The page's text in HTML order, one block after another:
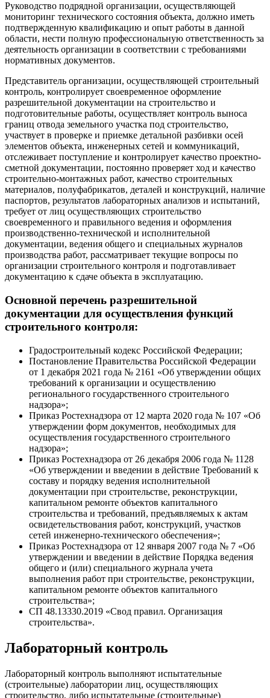
Руководство подрядной организации, осуществляющей
мониторинг технического состояния объекта, должно иметь
подтвержденную квалификацию и опыт работы в данной
области, нести полную профессиональную ответственность за
деятельность организации в соответствии с требованиями
нормативных документов.
Представитель организации, осуществляющей строительный
контроль, контролирует своевременное оформление
разрешительной документации на строительство и
подготовительные работы, осуществляет контроль выноса
границ отвода земельного участка под строительство,
участвует в проверке и приемке детальной разбивки осей
элементов объекта, инженерных сетей и коммуникаций,
отслеживает поступление и контролирует качество проектно-
сметной документации, постоянно проверяет ход и качество
строительно-монтажных работ, качество строительных
материалов, полуфабрикатов, деталей и конструкций, наличие
паспортов, результатов лабораторных анализов и испытаний,
требует от лиц осуществляющих строительство
своевременного и правильного ведения и оформления
производственно-технической и исполнительной
документации, ведения общего и специальных журналов
производства работ, рассматривает текущие вопросы по
организации строительного контроля и подготавливает
документацию к сдаче объекта в эксплуатацию.
Основной перечень разрешительной
документации для осуществления функций
строительного контроля:
Градостроительный кодекс Российской Федерации;
Постановление Правительства Российской Федерации
от 1 декабря 2021 года № 2161 «Об утверждении общих
требований к организации и осуществлению
регионального государственного строительного
надзора»;
Приказ Ростехнадзора от 12 марта 2020 года № 107 «Об
утверждении форм документов, необходимых для
осуществления государственного строительного
надзора»;
Приказ Ростехнадзора от 26 декабря 2006 года № 1128
«Об утверждении и введении в действие Требований к
составу и порядку ведения исполнительной
документации при строительстве, реконструкции,
капитальном ремонте объектов капитального
строительства и требований, предъявляемых к актам
освидетельствования работ, конструкций, участков
сетей инженерно-технического обеспечения»;
Приказ Ростехнадзора от 12 января 2007 года № 7 «Об
утверждении и введении в действие Порядка ведения
общего и (или) специального журнала учета
выполнения работ при строительстве, реконструкции,
капитальном ремонте объектов капитального
строительства»;
СП 48.13330.2019 «Свод правил. Организация
строительства».
Лабораторный контроль
Лабораторный контроль выполняют испытательные
(строительные) лаборатории лиц, осуществляющих
строительство, либо испытательные (строительные)